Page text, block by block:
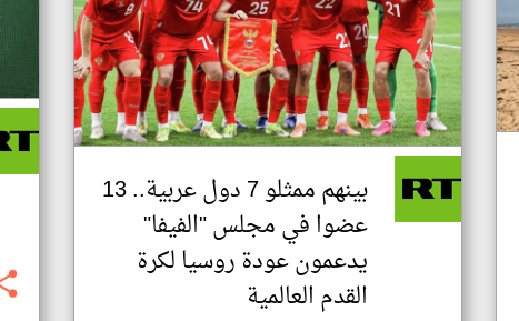
بينهم ممثلو 7 دول عربية.. 13
عضوا في مجلس "الفيفا"
يدعمون عودة روسيا لكرة
القدم العالمية